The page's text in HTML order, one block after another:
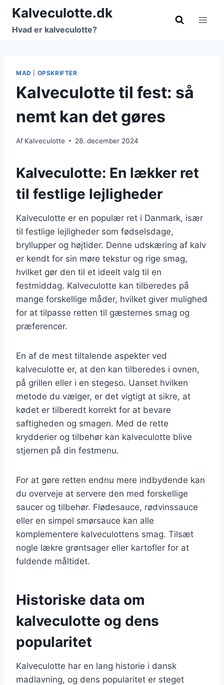
Fortsæt
indhold
Kalveculotte.dk
Hvad er kalveculotte?
MAD OPSKRIFTER
Kalveculotte til fest: så
nemt kan det gøres
Af Kalveculotte 28. december 2024
Kalveculotte: En lækker ret
til festlige lejligheder
Kalveculotte er en populær ret i Danmark, især
til festlige lejligheder som fødselsdage,
bryllupper og højtider. Denne udskæring af kalv
er kendt for sin møre tekstur og rige smag,
hvilket gør den til et ideelt valg til en
festmiddag. Kalveculotte kan tilberedes på
mange forskellige måder, hvilket giver mulighed
for at tilpasse retten til gæsternes smag og
præferencer.
En af de mest tiltalende aspekter ved
kalveculotte er, at den kan tilberedes i ovnen,
på grillen eller i en stegeso. Uanset hvilken
metode du vælger, er det vigtigt at sikre, at
kødet er tilberedt korrekt for at bevare
saftigheden og smagen. Med de rette
krydderier og tilbehør kan kalveculotte blive
stjernen på din festmenu.
For at gøre retten endnu mere indbydende kan
du overveje at servere den med forskellige
saucer og tilbehør. Flødesauce, rødvinssauce
eller en simpel smørsauce kan alle
komplementere kalveculottens smag. Tilsæt
nogle lækre grøntsager eller kartofler for at
fuldende måltidet.
Historiske data om
kalveculotte og dens
popularitet
Kalveculotte har en lang historie i dansk
madlavning, og dens popularitet er steget